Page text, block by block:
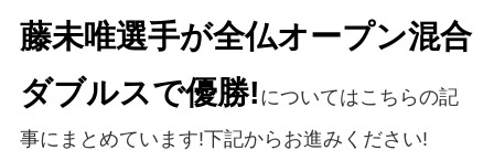
藤未唯選手が全仏オープン混合
ダブルスで優勝! についてはこちらの記
事にまとめています!下記からお進みください!